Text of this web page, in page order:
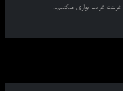
غربتت غریب نوازی میکنیم...